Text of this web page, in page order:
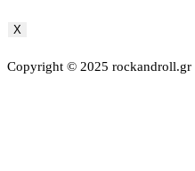
X
Copyright © 2025 rockandroll.gr